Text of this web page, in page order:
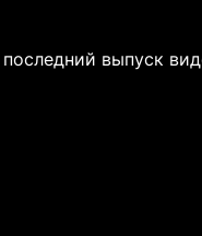
выпуск